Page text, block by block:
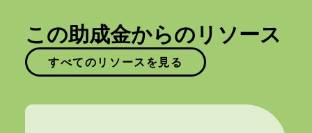
この助成金からのリソース
すべてのリソースを見る